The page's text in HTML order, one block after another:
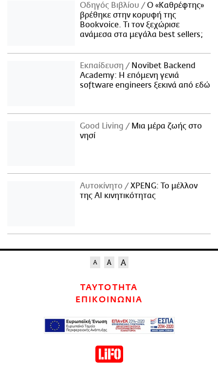
Οδηγός Βιβλίου
Ο «Καθρέφτης»
βρέθηκε στην κορυφή της
Bookvoice. Τι τον ξεχώρισε
ανάμεσα στα μεγάλα best sellers;
Εκπαίδευση
Novibet Backend
Academy: Η επόμενη γενιά
software engineers ξεκινά από εδώ
Good Living
Μια μέρα ζωής στο
νησί
Αυτοκίνητο
XPENG: Το μέλλον
της AI κινητικότητας
ΤΑΥΤΟΤΗΤΑ
ΕΠΙΚΟΙΝΩΝΙΑ